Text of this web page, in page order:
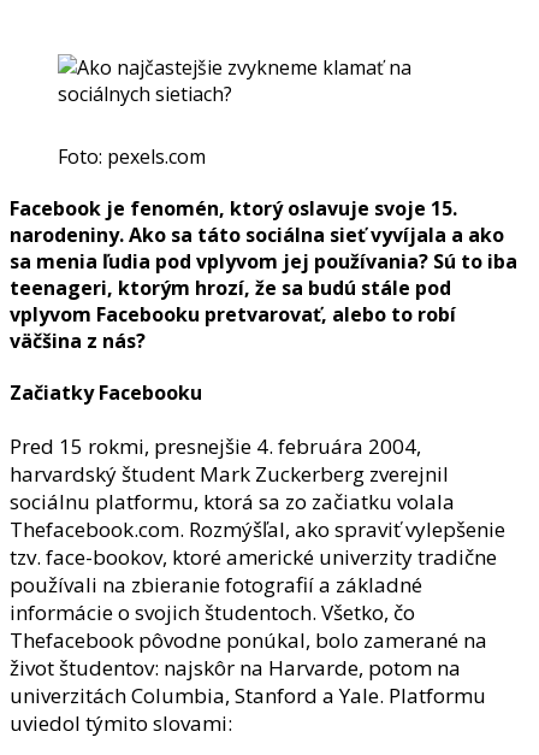
Foto: pexels.com
Facebook je fenomén, ktorý oslavuje svoje 15.
narodeniny. Ako sa táto sociálna sieť vyvíjala a ako
sa menia ľudia pod vplyvom jej používania? Sú to iba
teenageri, ktorým hrozí, že sa budú stále pod
vplyvom Facebooku pretvarovať, alebo to robí
väčšina z nás?
Začiatky Facebooku
Pred 15 rokmi, presnejšie 4. februára 2004,
harvardský študent Mark Zuckerberg zverejnil
sociálnu platformu, ktorá sa zo začiatku volala
Thefacebook.com. Rozmýšľal, ako spraviť vylepšenie
tzv. face-bookov, ktoré americké univerzity tradične
používali na zbieranie fotografií a základné
informácie o svojich študentoch. Všetko, čo
Thefacebook pôvodne ponúkal, bolo zamerané na
život študentov: najskôr na Harvarde, potom na
univerzitách Columbia, Stanford a Yale. Platformu
uviedol týmito slovami: